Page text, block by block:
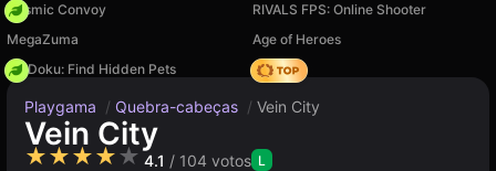
Cosmic Convoy
RIVALS FPS: Online Shooter
MegaZuma
Age of Heroes
PetDoku: Find Hidden Pets
Hedgies
Playgama / Quebra-cabeças / Vein City
Vein City
★★★★★ 4.1 / 104 votos L